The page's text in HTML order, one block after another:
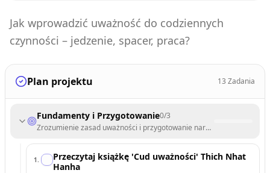
Jak wprowadzić uważność do codziennych
czynności – jedzenie, spacer, praca?
Plan projektu 13 Zadania
Fundamenty i Przygotowanie0/3
Zrozumienie zasad uważności i przygotowanie narzędzi do praktyki.
1 .
Przeczytaj książkę 'Cud uważności' Thich Nhat
Hanha